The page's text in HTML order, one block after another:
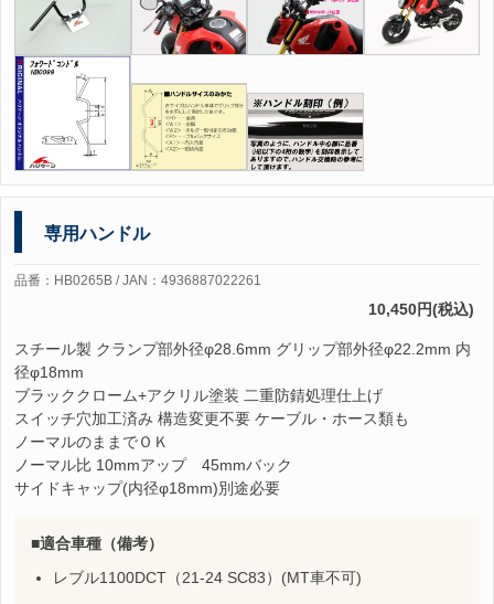
専用ハンドル
品番：HB0265B / JAN：4936887022261
10,450円(税込)
スチール製 クランプ部外径φ28.6mm グリップ部外径φ22.2mm 内
径φ18mm
ブラッククローム+アクリル塗装 二重防錆処理仕上げ
スイッチ穴加工済み 構造変更不要 ケーブル・ホース類も
ノーマルのままでＯＫ
ノーマル比 10mmアップ 45mmバック
サイドキャップ(内径φ18mm)別途必要
適合車種（備考）
レブル1100DCT（21-24 SC83）(MT車不可)